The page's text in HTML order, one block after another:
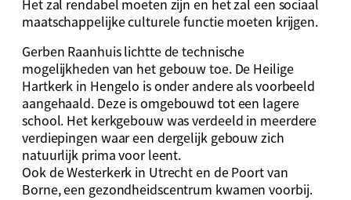
Het zal rendabel moeten zijn en het zal een sociaal
maatschappelijke culturele functie moeten krijgen.
Gerben Raanhuis lichtte de technische
mogelijkheden van het gebouw toe. De Heilige
Hartkerk in Hengelo is onder andere als voorbeeld
aangehaald. Deze is omgebouwd tot een lagere
school. Het kerkgebouw was verdeeld in meerdere
verdiepingen waar een dergelijk gebouw zich
natuurlijk prima voor leent.
Ook de Westerkerk in Utrecht en de Poort van
Borne, een gezondheidscentrum kwamen voorbij.